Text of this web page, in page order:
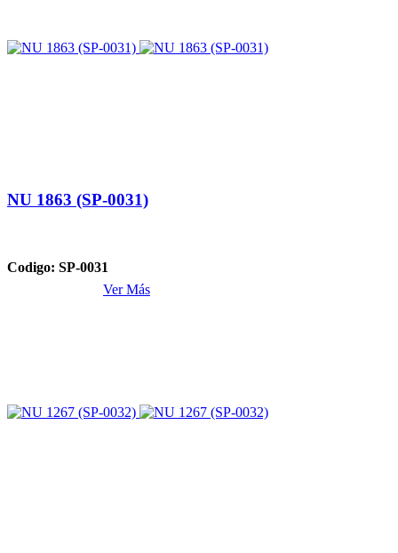
NU 1863 (SP-0031)
Codigo: SP-0031
Ver Más